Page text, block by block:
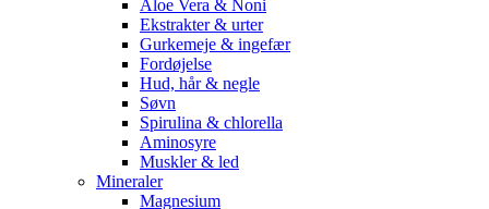
Aloe Vera & Noni
Ekstrakter & urter
Gurkemeje & ingefær
Fordøjelse
Hud, hår & negle
Søvn
Spirulina & chlorella
Aminosyre
Muskler & led
Mineraler
Magnesium